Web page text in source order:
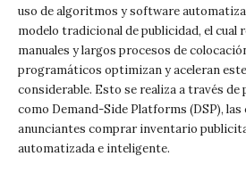
uso de algoritmos y software
modelo tradicional de publicidad, el cual
manuales y largos procesos de
programáticos optimizan y aceleran
considerable. Esto se realiza a través
como Demand-Side Platforms (DSP), las
anunciantes comprar inventario
automatizada e inteligente.